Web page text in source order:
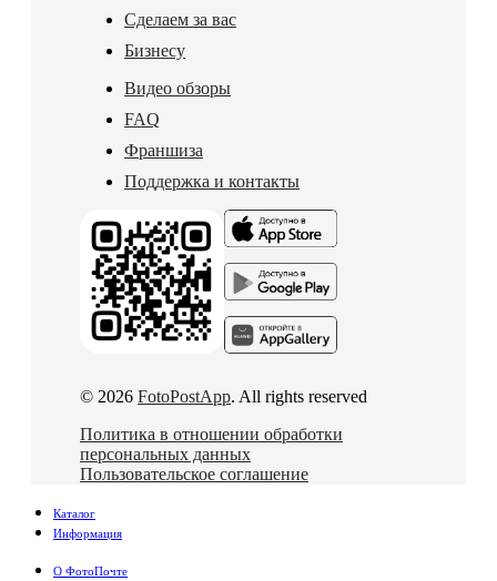
Сделаем за вас
Бизнесу
Видео обзоры
FAQ
Франшиза
Поддержка и контакты
© 2026 FotoPostApp. All rights reserved
Политика в отношении обработки
персональных данных
Пользовательское соглашение
Каталог
Информация
О ФотоПочте